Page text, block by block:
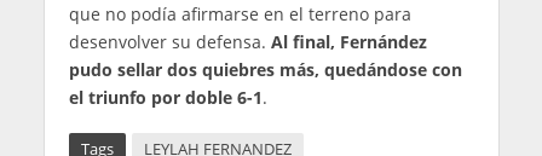
que no podía afirmarse en el terreno para
desenvolver su defensa. Al final, Fernández
pudo sellar dos quiebres más, quedándose con
el triunfo por doble 6-1.
Tags LEYLAH FERNANDEZ